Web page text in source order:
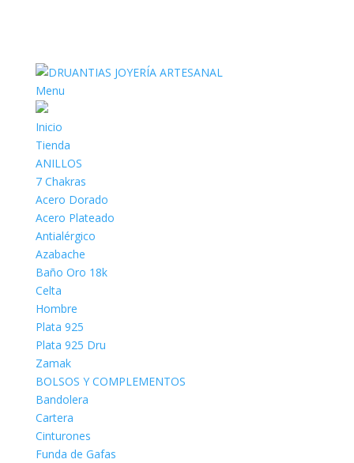
Menu
Inicio
Tienda
ANILLOS
7 Chakras
Acero Dorado
Acero Plateado
Antialérgico
Azabache
Baño Oro 18k
Celta
Hombre
Plata 925
Plata 925 Dru
Zamak
BOLSOS Y COMPLEMENTOS
Bandolera
Cartera
Cinturones
Funda de Gafas